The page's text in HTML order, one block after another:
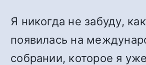
Я никогда не забуду,
появилась на
собрании, которое я